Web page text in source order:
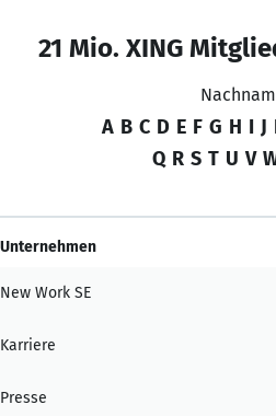
21 Mio. XING
A B C D E F G H I J
Q R S T U V
Unternehmen
New Work SE
Karriere
Presse